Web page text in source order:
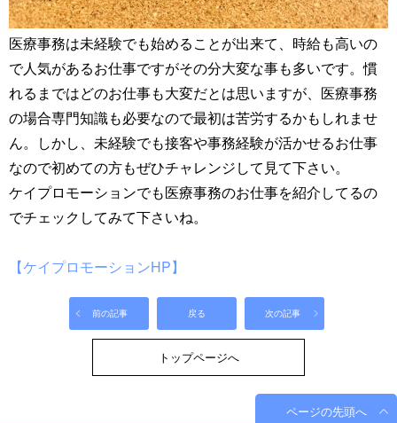
医療事務は未経験でも始めることが出来て、時給も高いの
で人気があるお仕事ですがその分大変な事も多いです。慣
れるまではどのお仕事も大変だとは思いますが、医療事務
の場合専門知識も必要なので最初は苦労するかもしれませ
ん。しかし、未経験でも接客や事務経験が活かせるお仕事
なので初めての方もぜひチャレンジして見て下さい。
ケイプロモーションでも医療事務のお仕事を紹介してるの
でチェックしてみて下さいね。
【ケイプロモーションHP】
前の記事 戻る 次の記事
トップページへ
ページの先頭へ